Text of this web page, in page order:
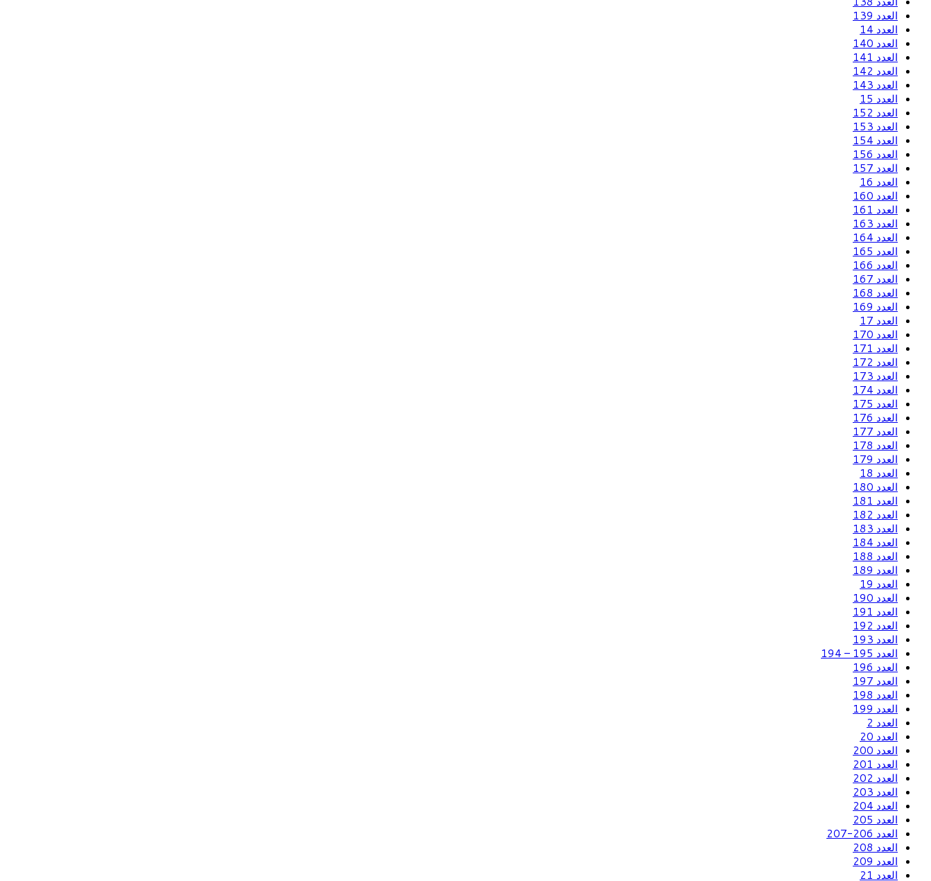
العدد 139
العدد 14
العدد 140
العدد 141
العدد 142
العدد 143
العدد 15
العدد 152
العدد 153
العدد 154
العدد 156
العدد 157
العدد 16
العدد 160
العدد 161
العدد 163
العدد 164
العدد 165
العدد 166
العدد 167
العدد 168
العدد 169
العدد 17
العدد 170
العدد 171
العدد 172
العدد 173
العدد 174
العدد 175
العدد 176
العدد 177
العدد 178
العدد 179
العدد 18
العدد 180
العدد 181
العدد 182
العدد 183
العدد 184
العدد 188
العدد 189
العدد 19
العدد 190
العدد 191
العدد 192
العدد 193
العدد 195 – 194
العدد 196
العدد 197
العدد 198
العدد 199
العدد 2
العدد 20
العدد 200
العدد 201
العدد 202
العدد 203
العدد 204
العدد 205
العدد 206-207
العدد 208
العدد 209
العدد 21